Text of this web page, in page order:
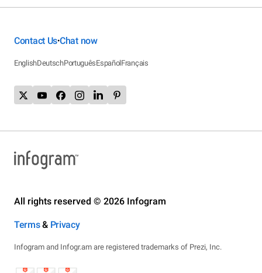
Contact Us•Chat now
EnglishDeutschPortuguêsEspañolFrançais
All rights reserved © 2026 Infogram
Terms& Privacy
Infogram and Infogr.am are registered trademarks of Prezi, Inc.